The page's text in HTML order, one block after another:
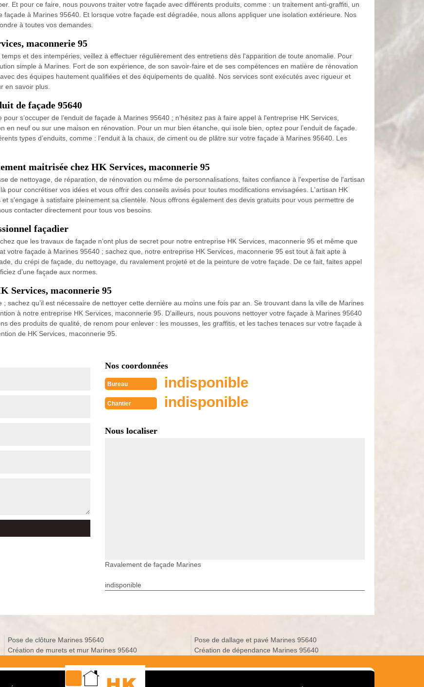
Et pour ce faire, nous pouvons traiter votre façade avec différents produits, comme : un traitement anti-graffiti, un
façade à Marines 95640. Et lorsque votre façade est dégradée, nous allons appliquer une isolation extérieure. Nos
à toutes vos demandes.
maconnerie 95
et des intempéries, veillez à effectuer régulièrement des entretiens dès l'apparition de toute anomalie. Pour
simple à Marines. Fort de son expérience, de son savoir-faire et de ses compétences en matière de rénovation
des équipes hautement qualifiées et des équipements de qualité. Nos services sont exécutés avec rigueur et
en savoir plus.
de façade 95640
s’occuper de l’enduit de façade à Marines 95640 ; n’hésitez pas à faire appel à l'entreprise HK Services,
en neuf ou sur une maison en rénovation. Pour un mur bien étanche, qui isole bien, optez pour l’enduit de façade.
types d’enduits, comme : l’enduit à la chaux, de ciment ou de plâtre sur votre façade à Marines 95640. Les
maitrisée chez HK Services, maconnerie 95
de nettoyage, de réparation, de rénovation ou même de personnalisations, faites confiance à l'expertise de l'artisan
pour concrétiser vos idées et vous offrir des conseils avisés pour toutes modifications envisagées. L'artisan HK
s'engage à satisfaire pleinement sa clientèle. Nous offrons également des devis gratuits pour vous permettre de
contacter directement pour tous vos besoins.
façadier
que les travaux de façade n’ont plus de secret pour notre entreprise HK Services, maconnerie 95 et même que
votre façade à Marines 95640 ; sachez que, notre entreprise HK Services, maconnerie 95 est tout à fait apte à
du crépi de façade, du nettoyage, du ravalement projeté et de la peinture de votre façade. De ce fait, faites appel
d’une façade aux normes.
Services, maconnerie 95
sachez qu’il est nécessaire de nettoyer cette dernière au moins une fois par an. Se trouvant dans la ville de Marines
à notre entreprise HK Services, maconnerie 95. D’ailleurs, nous pouvons nettoyer votre façade à Marines 95640
des produits de qualité, de renom pour enlever : les mousses, les graffitis, et les taches tenaces sur votre façade à
de HK Services, maconnerie 95.
Nos coordonnées
Bureau indisponible
Chantier indisponible
Nous localiser
Ravalement de façade Marines
indisponible
Pose de clôture Marines 95640
Création de murets et mur Marines 95640
Pose de dallage et pavé Marines 95640
Création de dépendance Marines 95640